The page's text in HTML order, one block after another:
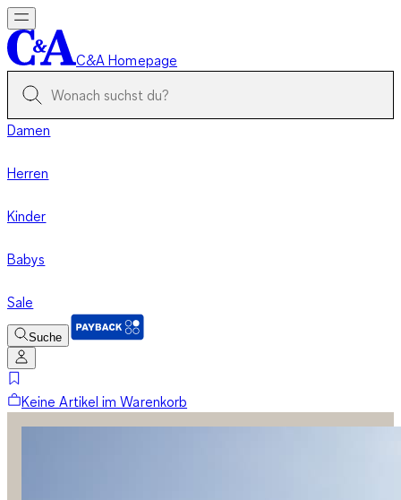
C&A Homepage
Damen
Herren
Kinder
Babys
Sale
Suche
Keine Artikel im Warenkorb